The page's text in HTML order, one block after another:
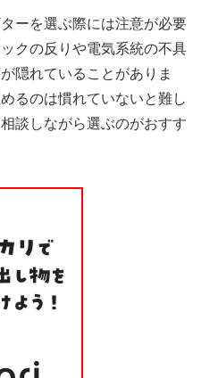
ーを選ぶ際には注意が必要
クの反りや電気系統の不具
隠れていることがありま
るのは慣れていないと難し
談しながら選ぶのがおすす